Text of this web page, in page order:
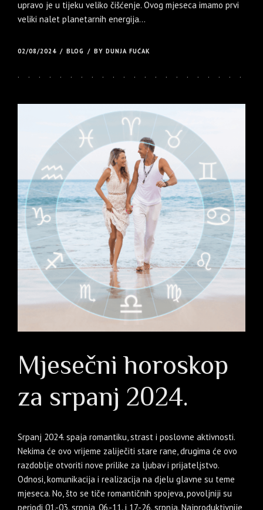
upravo je u tijeku veliko čišćenje. Ovog mjeseca imamo prvi
veliki nalet planetarnih energija...
02/08/2024 BLOG BY DUNJA FUĆAK
Mjesečni horoskop
za srpanj 2024.
Srpanj 2024. spaja romantiku, strast i poslovne aktivnosti.
Nekima će ovo vrijeme zaliječiti stare rane, drugima će ovo
razdoblje otvoriti nove prilike za ljubav i prijateljstvo.
Odnosi, komunikacija i realizacija na djelu glavne su teme
mjeseca. No, što se tiče romantičnih spojeva, povoljniji su
periodi 01.-03. srpnja, 06.-11. i 17.-26. srpnja. Najproduktivnije